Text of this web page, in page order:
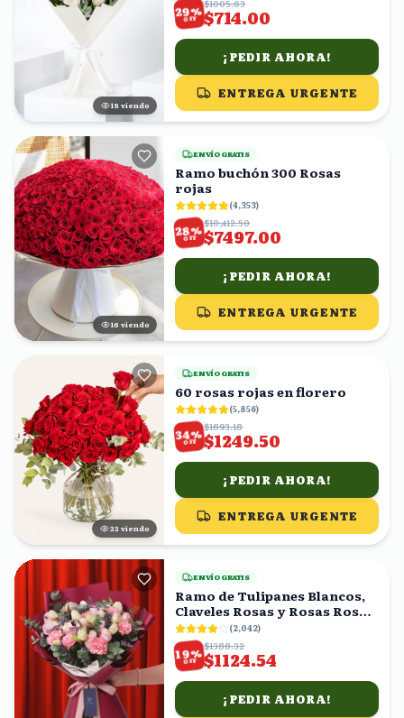
17 viendo
29%
OFF
$1005.63
$714.00
¡PEDIR AHORA!
ENTREGA URGENTE
16 viendo
ENVÍO GRATIS
Ramo buchón 300 Rosas
rojas
(4,353)
28%
OFF
$10,412.50
$7497.00
¡PEDIR AHORA!
ENTREGA URGENTE
21 viendo
ENVÍO GRATIS
60 rosas rojas en florero
(5,856)
34%
OFF
$1893.18
$1249.50
¡PEDIR AHORA!
ENTREGA URGENTE
ENVÍO GRATIS
Ramo de Tulipanes Blancos,
Claveles Rosas y Rosas Rosas
con Eucalipto
(2,042)
19%
OFF
$1388.32
$1124.54
¡PEDIR AHORA!